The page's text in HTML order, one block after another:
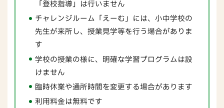
「登校指導」は行いません
チャレンジルーム「えーむ」には、小中学校の
先生が来所し、授業見学等を行う場合がありま
す
学校の授業の様に、明確な学習プログラムは設
けません
臨時休業や通所時間を変更する場合があります
利用料金は無料です